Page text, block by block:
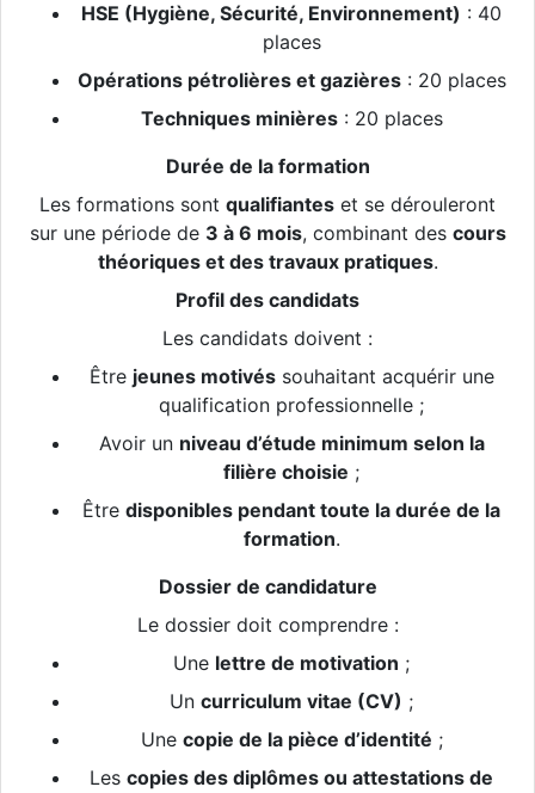
HSE (Hygiène, Sécurité, Environnement) : 40
places
Opérations pétrolières et gazières: 20 places
Techniques minières: 20 places
Durée de la formation
Les formations sont qualifiantes et se dérouleront
sur une période de 3 à 6 mois, combinant des cours
théoriques et des travaux pratiques.
Profil des candidats
Les candidats doivent :
Être jeunes motivéssouhaitant acquérir une
qualification professionnelle ;
Avoir un niveau d’étude minimum selon la
filière choisie ;
Être disponibles pendant toute la durée de la
formation.
Dossier de candidature
Le dossier doit comprendre :
Une lettre de motivation ;
Un curriculum vitae (CV) ;
Une copie de la pièce d’identité ;
Les copies des diplômes ou attestations de